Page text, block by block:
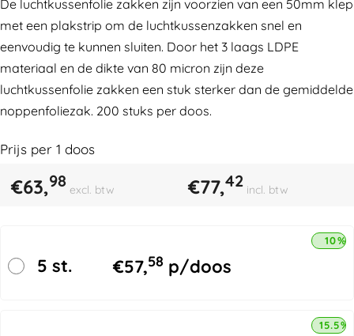
De luchtkussenfolie zakken zijn voorzien van een 50mm klep
met een plakstrip om de luchtkussenzakken snel en
eenvoudig te kunnen sluiten. Door het 3 laags LDPE
materiaal en de dikte van 80 micron zijn deze
luchtkussenfolie zakken een stuk sterker dan de gemiddelde
noppenfoliezak. 200 stuks per doos.
Prijs per 1 doos
€63,98 excl. btw €77,42 incl. btw
5 st. €57,58 p/doos
10%